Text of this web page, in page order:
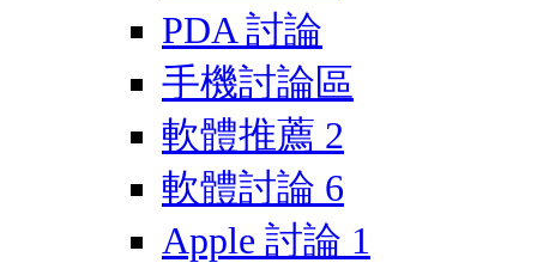
PDA 討論
手機討論區
軟體推薦 2
軟體討論 6
Apple 討論 1